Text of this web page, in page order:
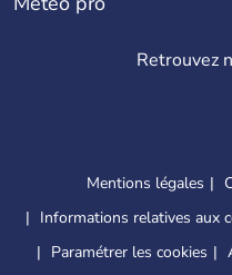
Retrouvez
Mentions légales
Informations relatives aux
Paramétrer les cookies